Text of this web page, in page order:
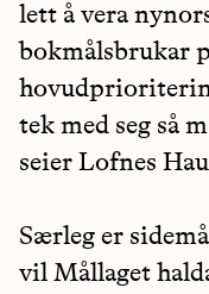
lett å vera
bokmålsbrukar
tek med seg så
seier Lofnes
Særleg er
vil Mållaget